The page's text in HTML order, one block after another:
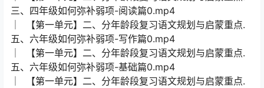
三、四年级如何弥补弱项-阅读篇0.mp4
│ 【第一单元】二、分年龄段复习语文规划与启蒙重点.
五、六年级如何弥补弱项-写作篇0.mp4
│ 【第一单元】二、分年龄段复习语文规划与启蒙重点.
五、六年级如何弥补弱项-基础篇0.mp4
│ 【第一单元】二、分年龄段复习语文规划与启蒙重点.